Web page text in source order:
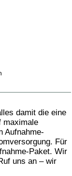
damit die eine
maximale
Aufnahme-
Für
Paket. Wir
uns an – wir